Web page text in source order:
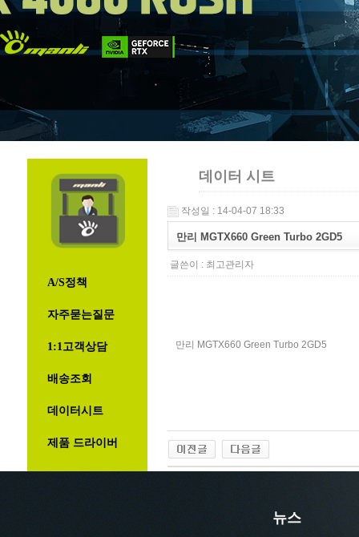
A/S정책
자주묻는질문
1:1고객상담
배송조회
데이터시트
제품 드라이버
데이터 시트
작성일 : 14-04-07 18:33
만리 MGTX660 Green Turbo 2GD5
글쓴이 : 최고관리자
만리 MGTX660 Green Turbo 2GD5
뉴스